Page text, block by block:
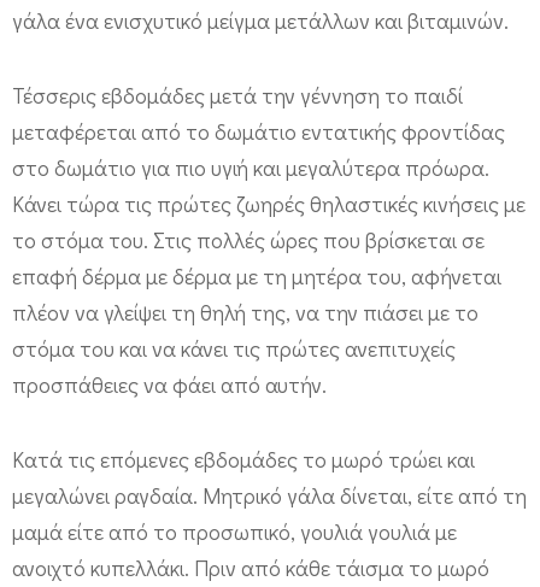
γάλα ένα ενισχυτικό μείγμα μετάλλων και βιταμινών.
Τέσσερις εβδομάδες μετά την γέννηση το παιδί
μεταφέρεται από το δωμάτιο εντατικής φροντίδας
στο δωμάτιο για πιο υγιή και μεγαλύτερα πρόωρα.
Κάνει τώρα τις πρώτες ζωηρές θηλαστικές κινήσεις με
το στόμα του. Στις πολλές ώρες που βρίσκεται σε
επαφή δέρμα με δέρμα με τη μητέρα του, αφήνεται
πλέον να γλείψει τη θηλή της, να την πιάσει με το
στόμα του και να κάνει τις πρώτες ανεπιτυχείς
προσπάθειες να φάει από αυτήν.
Κατά τις επόμενες εβδομάδες το μωρό τρώει και
μεγαλώνει ραγδαία. Μητρικό γάλα δίνεται, είτε από τη
μαμά είτε από το προσωπικό, γουλιά γουλιά με
ανοιχτό κυπελλάκι. Πριν από κάθε τάισμα το μωρό